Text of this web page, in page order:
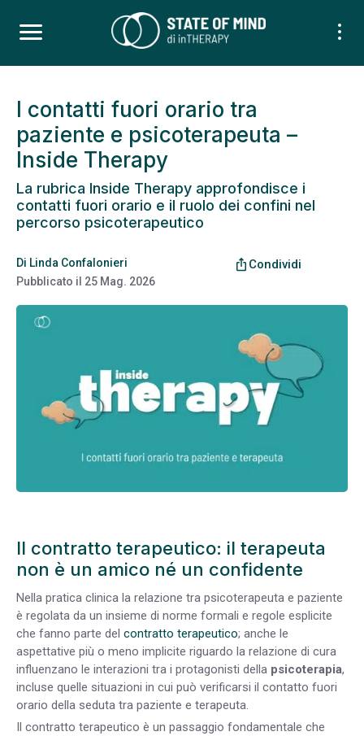
I contatti fuori orario tra
paziente e psicoterapeuta –
Inside Therapy
La rubrica Inside Therapy approfondisce i
contatti fuori orario e il ruolo dei confini nel
percorso psicoterapeutico
Di Linda Confalonieri
Pubblicato il 25 Mag. 2026
ios_share Condividi
Il contratto terapeutico: il terapeuta
non è un amico né un confidente
Nella pratica clinica la relazione tra psicoterapeuta e paziente
è regolata da un insieme di norme formali e regole esplicite
che fanno parte del contratto terapeutico; anche le
aspettative più o meno implicite riguardo la relazione di cura
influenzano le interazioni tra i protagonisti della psicoterapia,
incluse quelle situazioni in cui può verificarsi il contatto fuori
orario della seduta tra paziente e terapeuta.
Il contratto terapeutico è un passaggio fondamentale che